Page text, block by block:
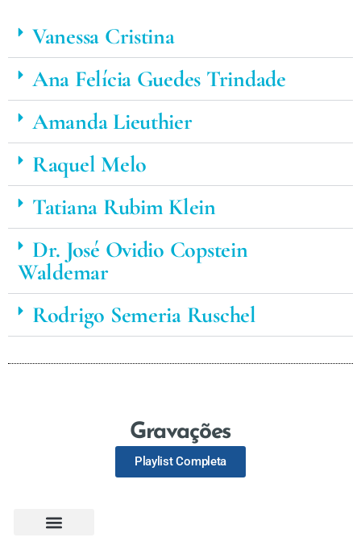
Vanessa Cristina
Ana Felícia Guedes Trindade
Amanda Lieuthier
Raquel Melo
Tatiana Rubim Klein
Dr. José Ovidio Copstein
Waldemar
Rodrigo Semeria Ruschel
Gravações
Playlist Completa